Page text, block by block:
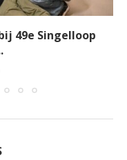
49e Singelloop